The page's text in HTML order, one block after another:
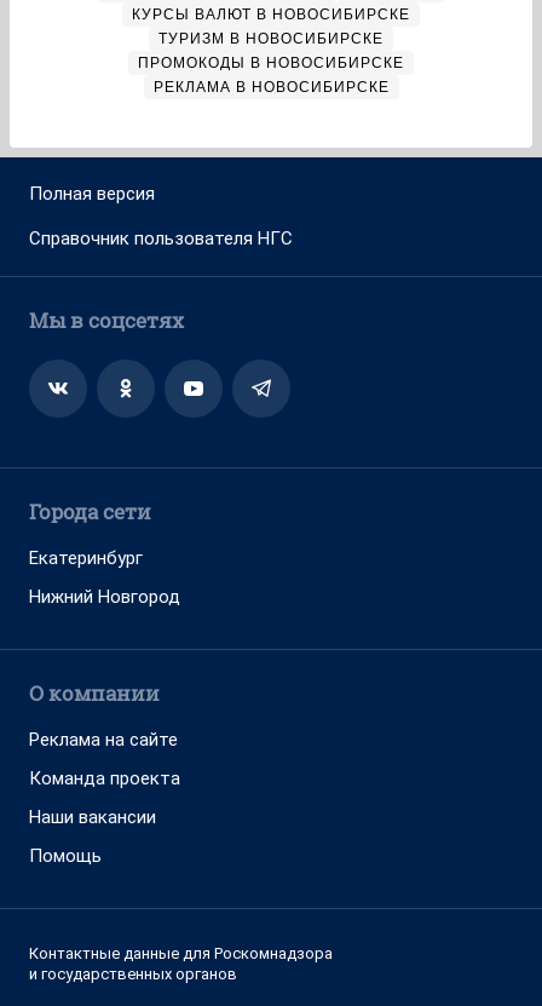
КУРСЫ ВАЛЮТ В НОВОСИБИРСКЕ
ТУРИЗМ В НОВОСИБИРСКЕ
ПРОМОКОДЫ В НОВОСИБИРСКЕ
РЕКЛАМА В НОВОСИБИРСКЕ
Полная версия
Справочник пользователя НГС
Мы в соцсетях
Города сети
Екатеринбург
Нижний Новгород
О компании
Реклама на сайте
Команда проекта
Наши вакансии
Помощь
Контактные данные для Роскомнадзора
и государственных органов